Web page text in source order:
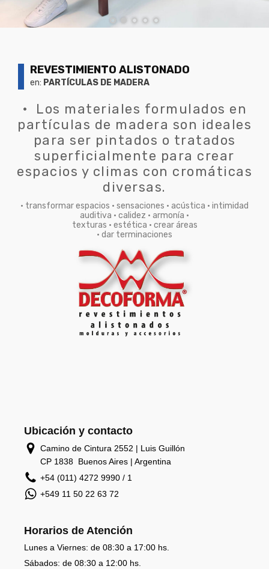
REVESTIMIENTO ALISTONADO
en: PARTÍCULAS DE MADERA
• Los materiales formulados en
partículas de madera son ideales
para ser pintados o tratados
superficialmente para crear
espacios y climas con cromáticas
diversas.
• transformar espacios • sensaciones • acústica • intimidad
auditiva • calidez • armonía •
texturas • estética • crear áreas
• dar terminaciones
Ubicación y contacto
Camino de Cintura 2552 | Luis Guillón
CP 1838 Buenos Aires | Argentina
+54 (011) 4272 9990 / 1
+549 11 50 22 63 72
Horarios de Atención
Lunes a Viernes: de 08:30 a 17:00 hs.
Sábados: de 08:30 a 12:00 hs.